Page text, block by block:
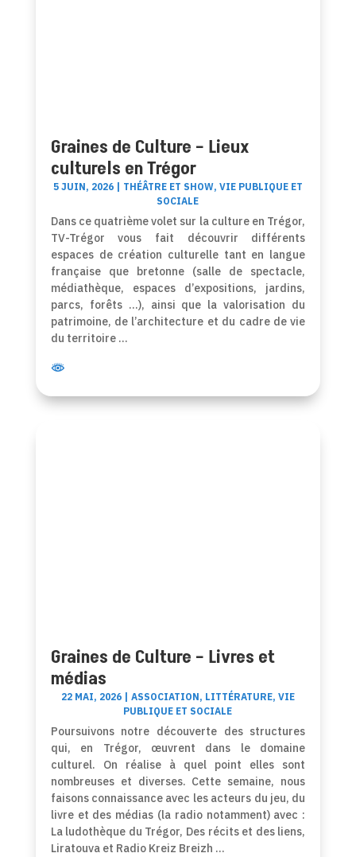
Graines de Culture – Lieux
culturels en Trégor
5 JUIN, 2026| THÉÂTRE ET SHOW, VIE PUBLIQUE ET
SOCIALE
Dans ce quatrième volet sur la culture en Trégor,
TV-Trégor vous fait découvrir différents
espaces de création culturelle tant en langue
française que bretonne (salle de spectacle,
médiathèque, espaces d’expositions, jardins,
parcs, forêts …), ainsi que la valorisation du
patrimoine, de l’architecture et du cadre de vie
du territoire …
Graines de Culture – Livres et
médias
22 MAI, 2026| ASSOCIATION, LITTÉRATURE, VIE
PUBLIQUE ET SOCIALE
Poursuivons notre découverte des structures
qui, en Trégor, œuvrent dans le domaine
culturel. On réalise à quel point elles sont
nombreuses et diverses. Cette semaine, nous
faisons connaissance avec les acteurs du jeu, du
livre et des médias (la radio notamment) avec :
La ludothèque du Trégor, Des récits et des liens,
Liratouva et Radio Kreiz Breizh …